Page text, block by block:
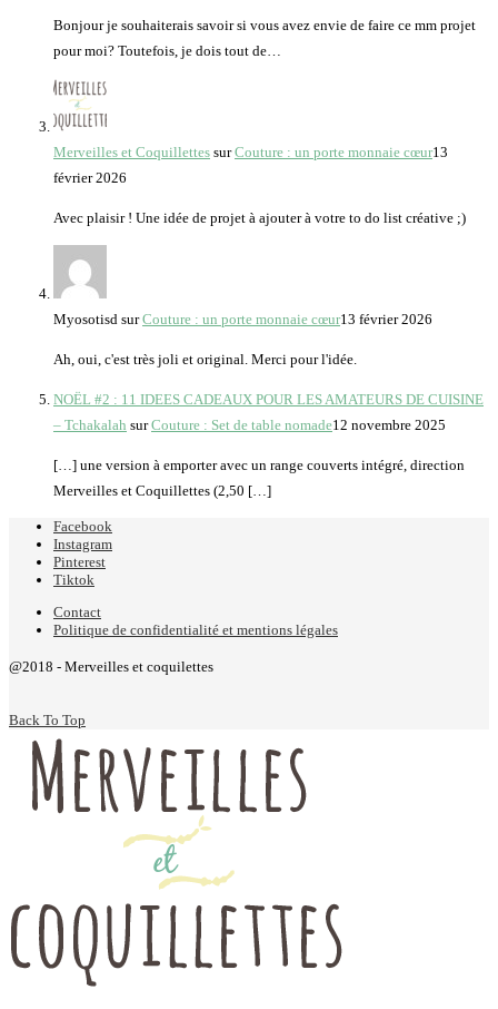
Bonjour je souhaiterais savoir si vous avez envie de faire ce mm projet
pour moi? Toutefois, je dois tout de…
Merveilles et Coquillettes surCouture : un porte monnaie cœur13
février 2026
Avec plaisir ! Une idée de projet à ajouter à votre to do list créative ;)
Myosotisd surCouture : un porte monnaie cœur13 février 2026
Ah, oui, c'est très joli et original. Merci pour l'idée.
NOËL #2 : 11 IDEES CADEAUX POUR LES AMATEURS DE CUISINE
– Tchakalah surCouture : Set de table nomade12 novembre 2025
[…] une version à emporter avec un range couverts intégré, direction
Merveilles et Coquillettes (2,50 […]
Facebook
Instagram
Pinterest
Tiktok
Contact
Politique de confidentialité et mentions légales
@2018 - Merveilles et coquilettes
Back To Top